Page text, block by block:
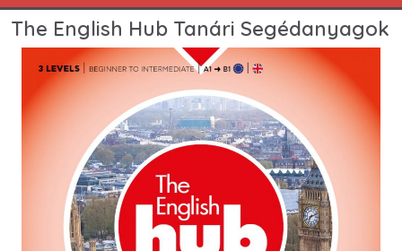
The English Hub Tanári Segédanyagok